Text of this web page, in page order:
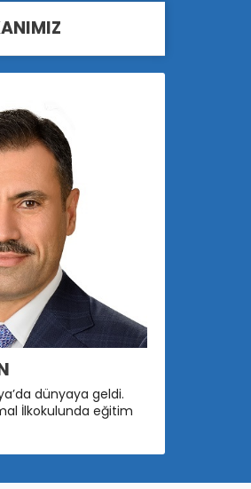
dünyaya geldi.
İlkokulunda eğitim